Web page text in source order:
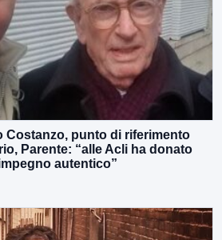
Costanzo, punto di riferimento
Parente: “alle Acli ha donato
autentico”